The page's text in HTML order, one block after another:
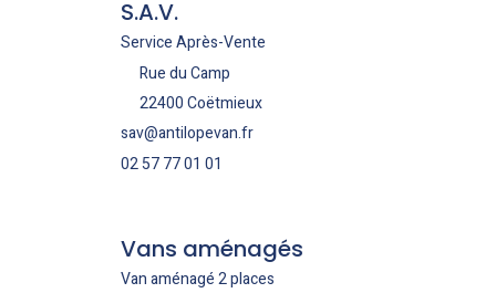
S.A.V.
Service Après-Vente
Rue du Camp
22400 Coëtmieux
sav@antilopevan.fr
02 57 77 01 01
Vans aménagés
Van aménagé 2 places